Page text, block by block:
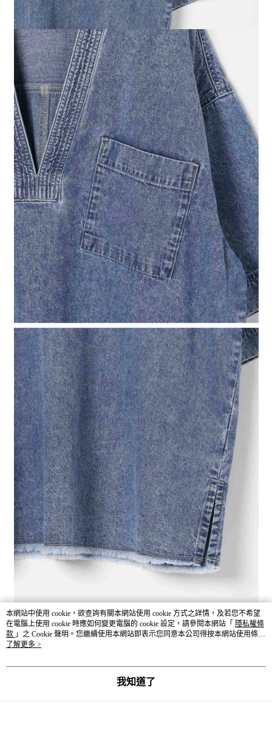
本網站中使用 cookie，欲查詢有關本網站使用 cookie 方式之詳情，及若您不希望
在電腦上使用 cookie 時應如何變更電腦的 cookie 設定，請參閱本網站「 隱私權條
款 」之 Cookie 聲明。您繼續使用本網站即表示您同意本公司得按本網站使用條款
之 Cookie 聲明使用 cookie。
了解更多 >
我知道了